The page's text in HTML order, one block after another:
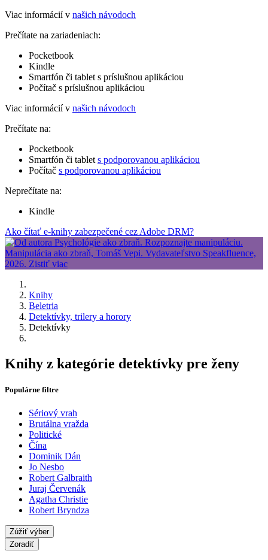
Viac informácií v našich návodoch
Prečítate na zariadeniach:
Pocketbook
Kindle
Smartfón či tablet s príslušnou aplikáciou
Počítač s príslušnou aplikáciou
Viac informácií v našich návodoch
Prečítate na:
Pocketbook
Smartfón či tablet s podporovanou aplikáciou
Počítač s podporovanou aplikáciou
Neprečítate na:
Kindle
Ako čítať e-knihy zabezpečené cez Adobe DRM?
Knihy
Beletria
Detektívky, trilery a horory
Detektívky
Knihy z kategórie detektívky pre ženy
Populárne filtre
Sériový vrah
Brutálna vražda
Politické
Čína
Dominik Dán
Jo Nesbo
Robert Galbraith
Juraj Červenák
Agatha Christie
Robert Bryndza
Zúžiť výber
Zoradiť